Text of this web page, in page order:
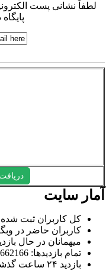
لطفاً نشانی پست
پایگاه
دریافت
سایت
کل کاربران ثبت شده: 2011 کاربر
کاربران حاضر در وبگاه: 0
میهمانان در حال بازدید: 237
تمام بازدید‌ها: 28662166 بازدید
بازدید ۲۴ ساعت گذشته: 32195 بازدید